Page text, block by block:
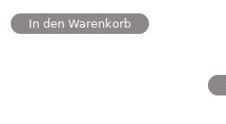
In den Warenkorb